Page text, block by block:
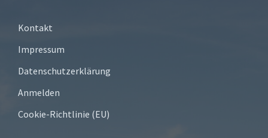
Kontakt
Impressum
Datenschutzerklärung
Anmelden
Cookie-Richtlinie (EU)